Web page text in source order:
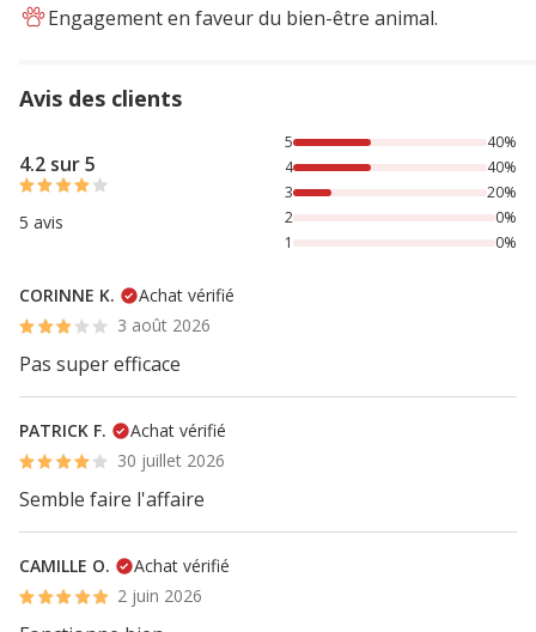
Engagement en faveur du bien-être animal.
Avis des clients
4.2 sur 5
5 avis
40% des personnes lont noté avec {1} étoiles, 40% des
5
40%
4
40%
3
20%
2
0%
1
0%
CORINNE K.
Achat vérifié
3 août 2026
Pas super efficace
PATRICK F.
Achat vérifié
30 juillet 2026
Semble faire l'affaire
CAMILLE O.
Achat vérifié
2 juin 2026